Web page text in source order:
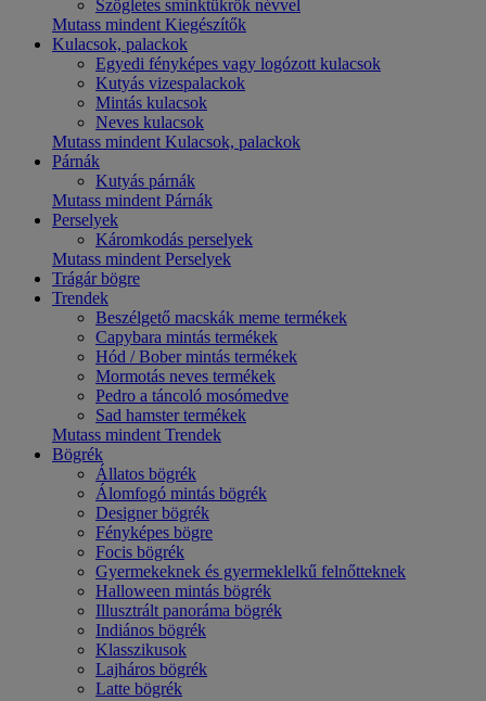
Szögletes sminktükrök névvel
Mutass mindent Kiegészítők
Kulacsok, palackok
Egyedi fényképes vagy logózott kulacsok
Kutyás vizespalackok
Mintás kulacsok
Neves kulacsok
Mutass mindent Kulacsok, palackok
Párnák
Kutyás párnák
Mutass mindent Párnák
Perselyek
Káromkodás perselyek
Mutass mindent Perselyek
Trágár bögre
Trendek
Beszélgető macskák meme termékek
Capybara mintás termékek
Hód / Bober mintás termékek
Mormotás neves termékek
Pedro a táncoló mosómedve
Sad hamster termékek
Mutass mindent Trendek
Bögrék
Állatos bögrék
Álomfogó mintás bögrék
Designer bögrék
Fényképes bögre
Focis bögrék
Gyermekeknek és gyermeklelkű felnőtteknek
Halloween mintás bögrék
Illusztrált panoráma bögrék
Indiános bögrék
Klasszikusok
Lajháros bögrék
Latte bögrék